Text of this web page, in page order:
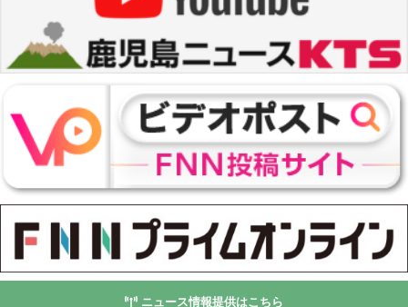
ニュース情報提供はこちら